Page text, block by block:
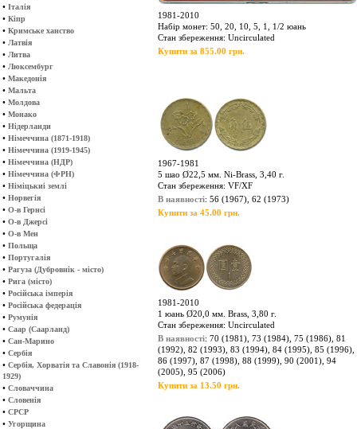
• Італія
• Кіпр
• Кримське ханство
• Латвія
• Литва
• Люксембург
• Македонія
• Мальта
• Молдова
• Монако
• Нідерланди
• Німеччина (1871-1918)
• Німеччина (1919-1945)
• Німеччина (НДР)
• Німеччина (ФРН)
• Німіцькиі землі
• Норвегія
• О-в Гернсі
• О-в Джерсі
• О-в Мен
• Польща
• Португалія
• Рагуза (Дубровнік - місто)
• Рига (місто)
• Російська імперія
• Російська федерація
• Румунія
• Саар (Саарланд)
• Сан-Марино
• Сербія
• Сербія, Хорватія та Славонія (1918-
1929)
• Словаччина
• Словенія
• СРСР
• Угорщина
1981-2010
Набір монет: 50, 20, 10, 5, 1, 1/2 юань
Стан збереження: Uncirculated
Купити за 855.00 грн.
1967-1981
5 шао Ø22,5 мм. Ni-Brass, 3,40 г.
Стан збереження: VF/XF
В наявності: 56 (1967), 62 (1973)
Купити за 45.00 грн.
1981-2010
1 юань Ø20,0 мм. Brass, 3,80 г.
Стан збереження: Uncirculated
В наявності: 70 (1981), 73 (1984), 75 (1986), 81
(1992), 82 (1993), 83 (1994), 84 (1995), 85 (1996),
86 (1997), 87 (1998), 88 (1999), 90 (2001), 94
(2005), 95 (2006)
Купити за 13.50 грн.